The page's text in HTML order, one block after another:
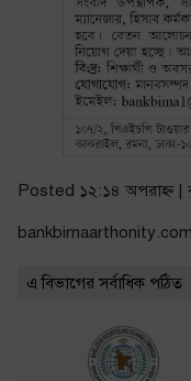
Posted ১২:১৪ অপরাহ্ণ |
এ বিভাগের সর্বাধিক পঠিত